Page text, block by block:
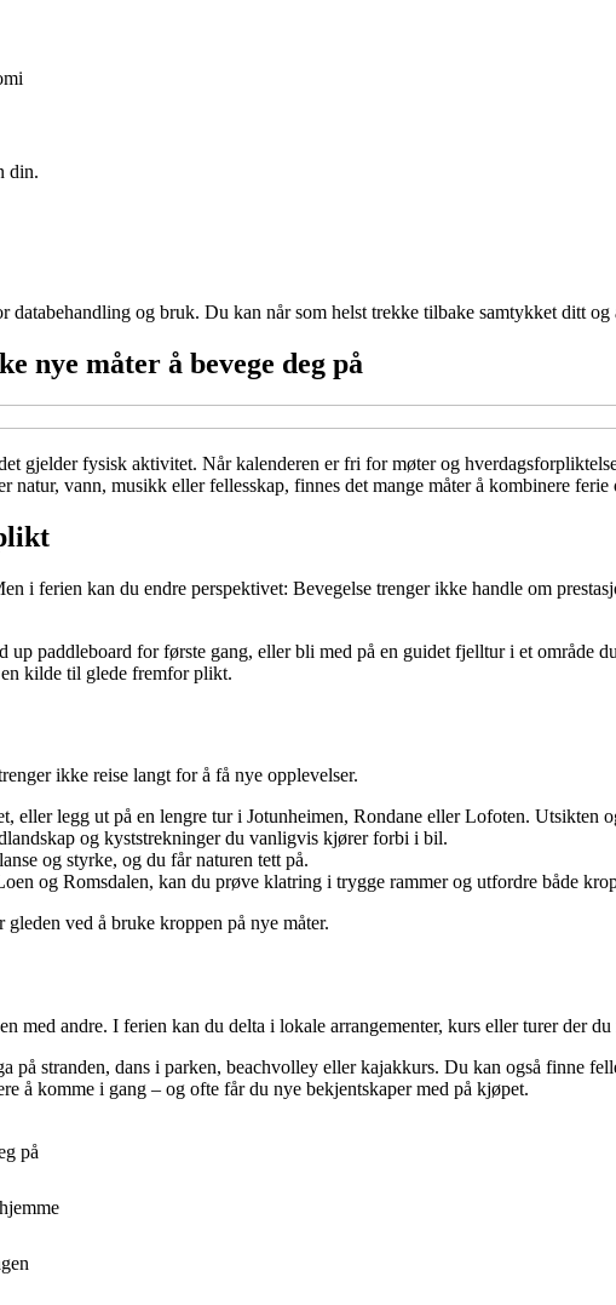
din.
databehandling og bruk. Du kan når som helst trekke tilbake samtykket ditt
nye måter å bevege deg på
gjelder fysisk aktivitet. Når kalenderen er fri for møter og
natur, vann, musikk eller fellesskap, finnes det mange måter å kombinere ferie
i ferien kan du endre perspektivet: Bevegelse trenger ikke handle om
up paddleboard for første gang, eller bli med på en guidet fjelltur i et område
kilde til glede fremfor plikt.
ikke reise langt for å få nye opplevelser.
eller legg ut på en lengre tur i Jotunheimen, Rondane eller Lofoten. Utsikten
og kyststrekninger du vanligvis kjører forbi i bil.
og styrke, og du får naturen tett på.
og Romsdalen, kan du prøve klatring i trygge rammer og utfordre både
ved å bruke kroppen på nye måter.
med andre. I ferien kan du delta i lokale arrangementer, kurs eller turer der
stranden, dans i parken, beachvolley eller kajakkurs. Du kan også finne
å komme i gang – og ofte får du nye bekjentskaper med på kjøpet.
på